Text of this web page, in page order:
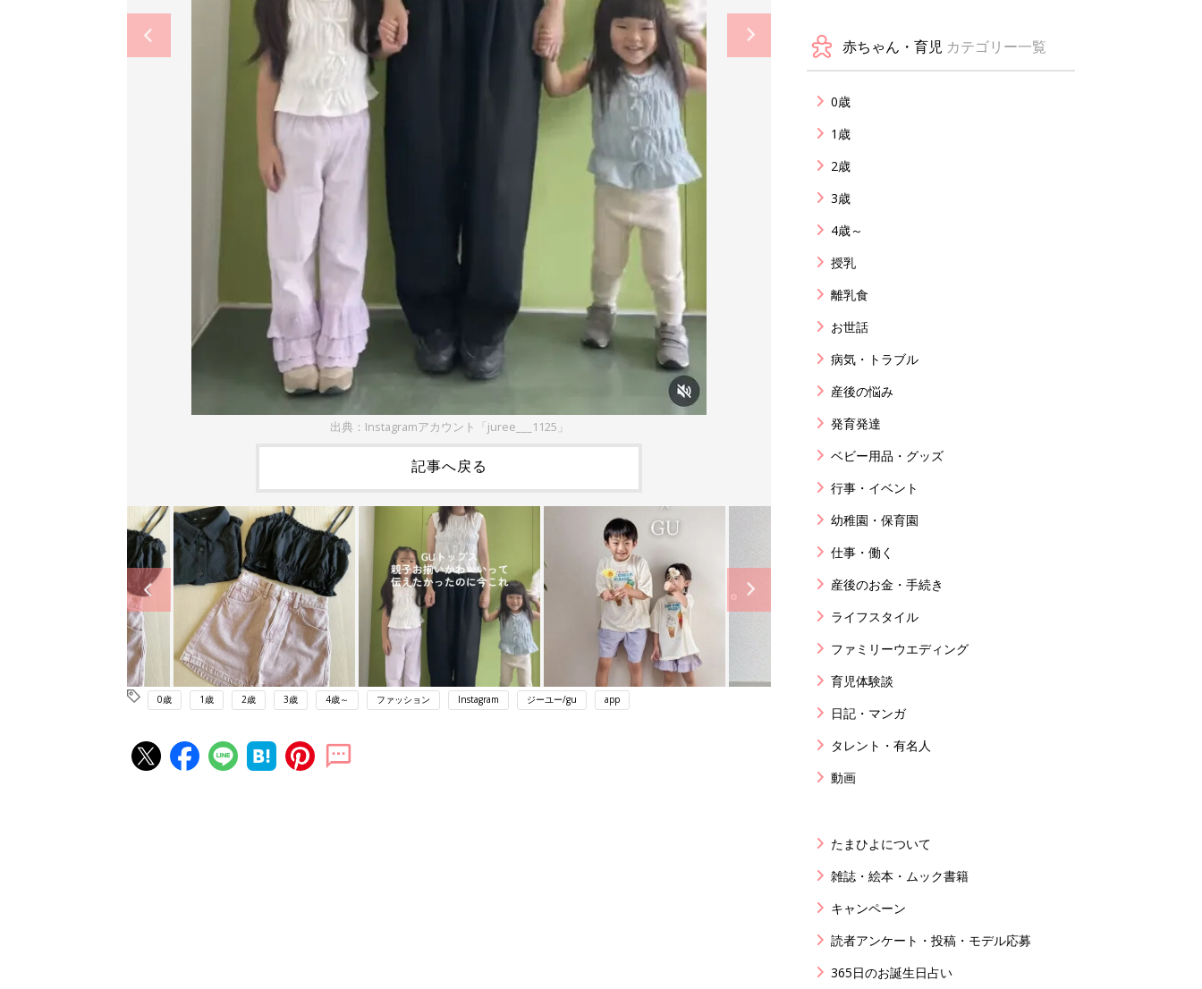
出典：Instagramアカウント「juree___1125」
記事へ戻る
0歳 1歳 2歳 3歳 4歳～ ファッション Instagram ジーユー/gu app
赤ちゃん・育児 カテゴリー一覧
0歳
1歳
2歳
3歳
4歳～
授乳
離乳食
お世話
病気・トラブル
産後の悩み
発育発達
ベビー用品・グッズ
行事・イベント
幼稚園・保育園
仕事・働く
産後のお金・手続き
ライフスタイル
ファミリーウエディング
育児体験談
日記・マンガ
タレント・有名人
動画
たまひよについて
雑誌・絵本・ムック書籍
キャンペーン
読者アンケート・投稿・モデル応募
365日のお誕生日占い